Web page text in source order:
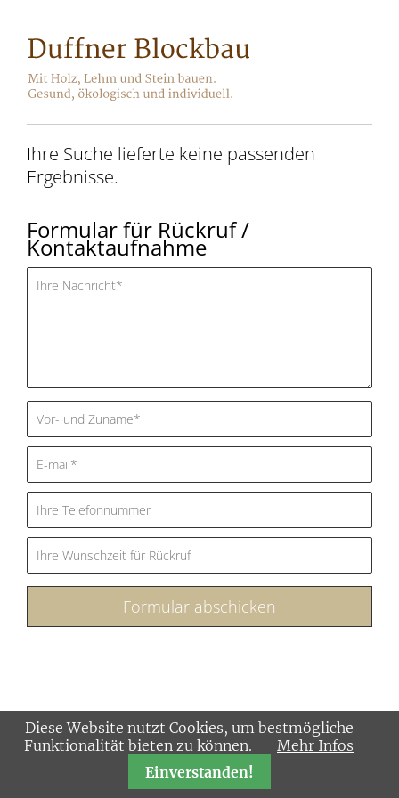
Ihre Suche lieferte keine passenden
Ergebnisse.
Formular für Rückruf /
Kontaktaufnahme
Formular abschicken
Diese Website nutzt Cookies, um bestmögliche
Funktionalität bieten zu können.
Mehr Infos
Einverstanden!